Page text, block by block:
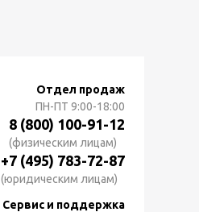
Отдел продаж
ПН-ПТ 9:00-18:00
8 (800) 100-91-12
(физическим лицам)
+7 (495) 783-72-87
(юридическим лицам)
Сервис и поддержка